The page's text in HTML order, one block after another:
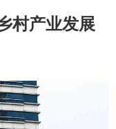
村产业发展